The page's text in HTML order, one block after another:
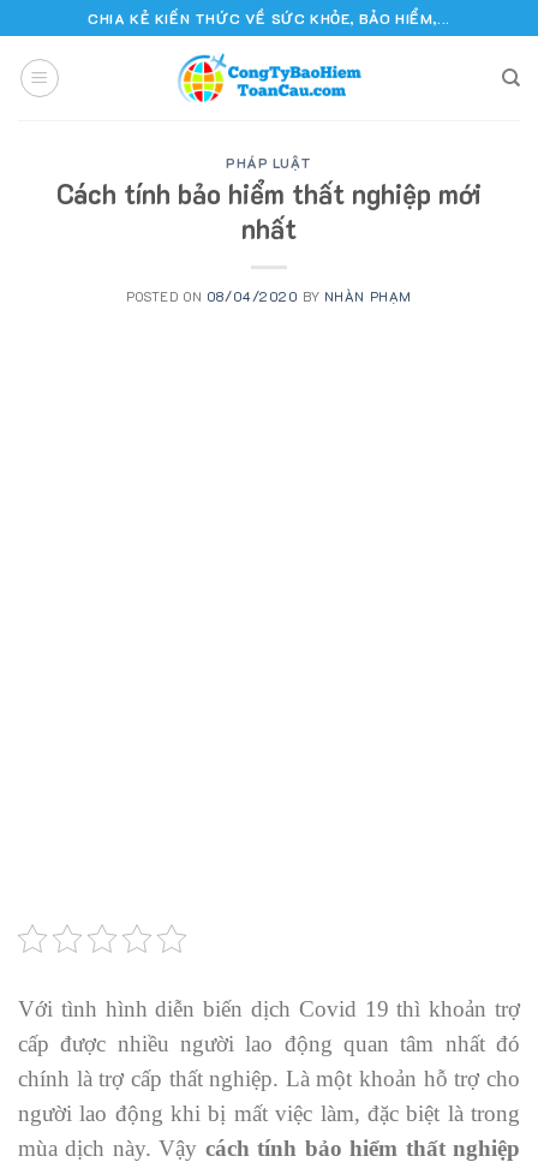
to
content
CHIA KẺ KIẾN THỨC VỀ SỨC KHỎE, BẢO HIỂM,...
PHÁP LUẬT
Cách tính bảo hiểm thất nghiệp mới
nhất
POSTED ON 08/04/2020 BY NHÀN PHẠM
Với tình hình diễn biến dịch Covid 19 thì khoản trợ
cấp được nhiều người lao động quan tâm nhất đó
chính là trợ cấp thất nghiệp. Là một khoản hỗ trợ cho
người lao động khi bị mất việc làm, đặc biệt là trong
mùa dịch này. Vậy cách tính bảo hiểm thất nghiệp